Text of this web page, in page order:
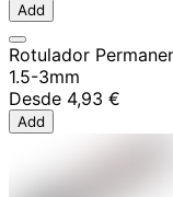
Add
Rotulador
1.5-3mm
Desde 4,93 €
Add